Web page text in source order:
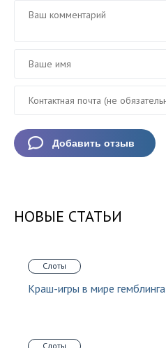
НОВЫЕ СТАТЬИ
Слоты
Краш-игры в мире гемблинга
Слоты